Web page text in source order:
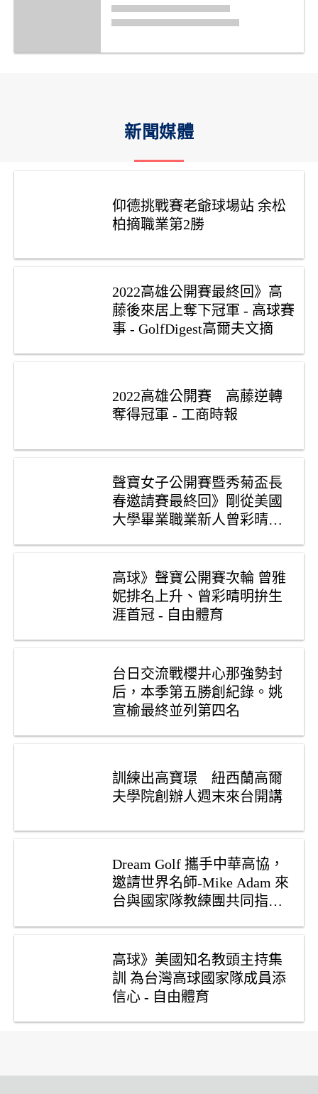
新聞媒體
仰德挑戰賽老爺球場站 余松
柏摘職業第2勝
2022高雄公開賽最終回》高
藤後來居上奪下冠軍 - 高球賽
事 - GolfDigest高爾夫文摘
2022高雄公開賽    高藤逆轉
奪得冠軍 - 工商時報
聲寶女子公開賽暨秀菊盃長
春邀請賽最終回》剛從美國
大學畢業職業新人曾彩晴奪
高球》聲寶公開賽次輪 曾雅
妮排名上升、曾彩晴明拚生
涯首冠 - 自由體育
台日交流戰櫻井心那強勢封
后，本季第五勝創紀錄。姚
宣榆最終並列第四名
訓練出高寶璟　紐西蘭高爾
夫學院創辦人週末來台開講
Dream Golf 攜手中華高協，
邀請世界名師-Mike Adam 來
台與國家隊教練團共同指
高球》美國知名教頭主持集
訓 為台灣高球國家隊成員添
信心 - 自由體育